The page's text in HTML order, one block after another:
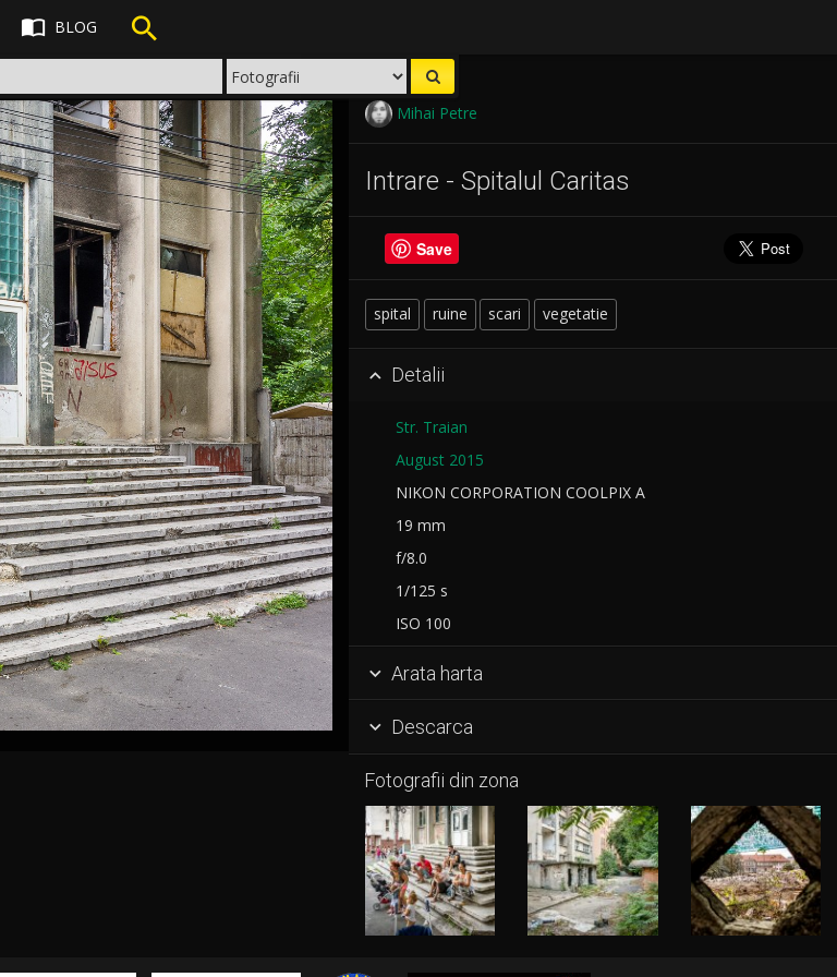
 BLOG 
Mihai Petre
Intrare - Spitalul Caritas
Save
spital ruine scari vegetatie
 Detalii
Str. Traian
August 2015
NIKON CORPORATION COOLPIX A
19 mm
f/8.0
1/125 s
ISO 100
 Arata harta
 Descarca
Fotografii din zona